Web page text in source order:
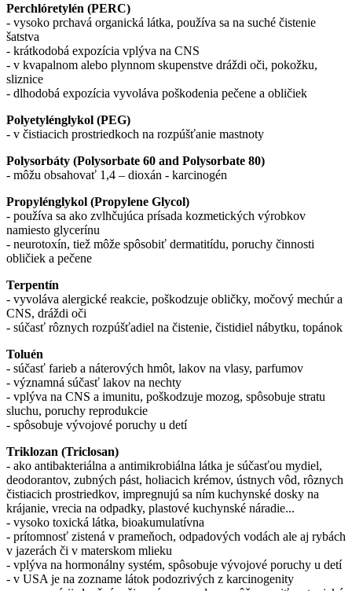
Perchlóretylén (PERC)
- vysoko prchavá organická látka, používa sa na suché čistenie
šatstva
- krátkodobá expozícia vplýva na CNS
- v kvapalnom alebo plynnom skupenstve dráždi oči, pokožku,
sliznice
- dlhodobá expozícia vyvoláva poškodenia pečene a obličiek
Polyetylénglykol (PEG)
- v čistiacich prostriedkoch na rozpúšťanie mastnoty
Polysorbáty (Polysorbate 60 and Polysorbate 80)
- môžu obsahovať 1,4 – dioxán - karcinogén
Propylénglykol (Propylene Glycol)
- používa sa ako zvlhčujúca prísada kozmetických výrobkov
namiesto glycerínu
- neurotoxín, tiež môže spôsobiť dermatitídu, poruchy činnosti
obličiek a pečene
Terpentín
- vyvoláva alergické reakcie, poškodzuje obličky, močový mechúr a
CNS, dráždi oči
- súčasť rôznych rozpúšťadiel na čistenie, čistidiel nábytku, topánok
Toluén
- súčasť farieb a náterových hmôt, lakov na vlasy, parfumov
- významná súčasť lakov na nechty
- vplýva na CNS a imunitu, poškodzuje mozog, spôsobuje stratu
sluchu, poruchy reprodukcie
- spôsobuje vývojové poruchy u detí
Triklozan (Triclosan)
- ako antibakteriálna a antimikrobiálna látka je súčasťou mydiel,
deodorantov, zubných pást, holiacich krémov, ústnych vôd, rôznych
čistiacich prostriedkov, impregnujú sa ním kuchynské dosky na
krájanie, vrecia na odpadky, plastové kuchynské náradie...
- vysoko toxická látka, bioakumulatívna
- prítomnosť zistená v prameňoch, odpadových vodách ale aj rybách
v jazerách či v materskom mlieku
- vplýva na hormonálny systém, spôsobuje vývojové poruchy u detí
- v USA je na zozname látok podozrivých z karcinogenity